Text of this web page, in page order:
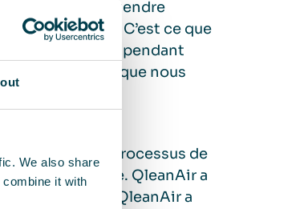
We also share
it with
possibilité d’étendre
Max Malm. C’est ce que
la salle blanche pendant
serré que nous
au long du processus de
salle blanche. QleanAir a
En outre, QleanAir a